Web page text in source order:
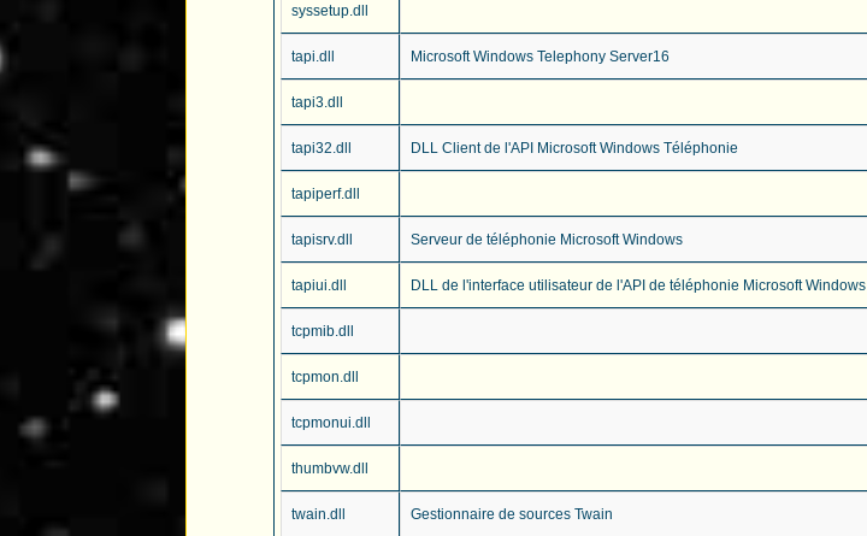
syssetup.dll
tapi.dll Microsoft Windows Telephony Server16
tapi3.dll
tapi32.dll DLL Client de l'API Microsoft Windows Téléphonie
tapiperf.dll
tapisrv.dll Serveur de téléphonie Microsoft Windows
tapiui.dll DLL de l'interface utilisateur de l'API de téléphonie Microsoft Windows
tcpmib.dll
tcpmon.dll
tcpmonui.dll
thumbvw.dll
twain.dll Gestionnaire de sources Twain